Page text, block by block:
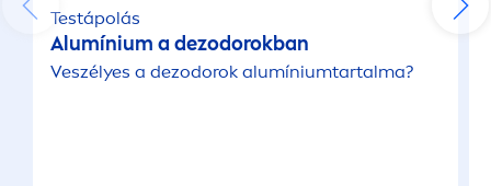
Testápolás
Alumínium a dezodorokban
Veszélyes a dezodorok alumíniumtartalma?